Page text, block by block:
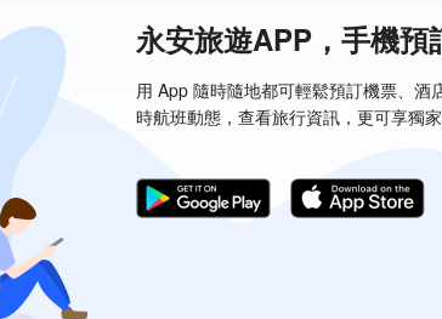
永安旅遊APP，手機預
用 App 隨時隨地都可輕鬆預訂機票、酒
時航班動態，查看旅行資訊，更可享獨家